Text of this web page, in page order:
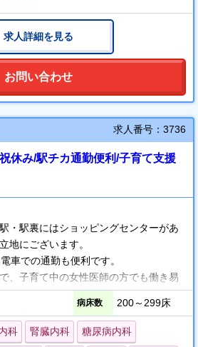
求人詳細を見る
お問い合わせ
求人番号：3736
休み/駅チカ通勤便利/子育て支援
・駅裏にはショッピングセンターがあ
地にございます。
車での通勤も便利です。
、子育て中の女性医師の方でも働き易
病床数 200～299床
科 腎臓内科 糖尿病内科